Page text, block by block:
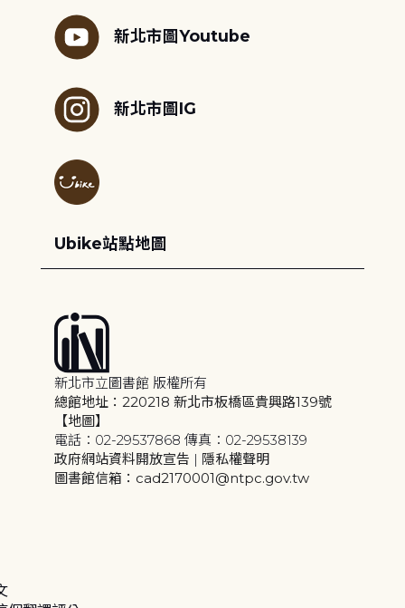
新北市圖Youtube
新北市圖IG
Ubike站點地圖
新北市立圖書館 版權所有
總館地址：220218 新北市板橋區貴興路139號
【地圖】
電話：02-29537868 傳真：02-29538139
政府網站資料開放宣告 | 隱私權聲明
圖書館信箱：cad2170001@ntpc.gov.tw